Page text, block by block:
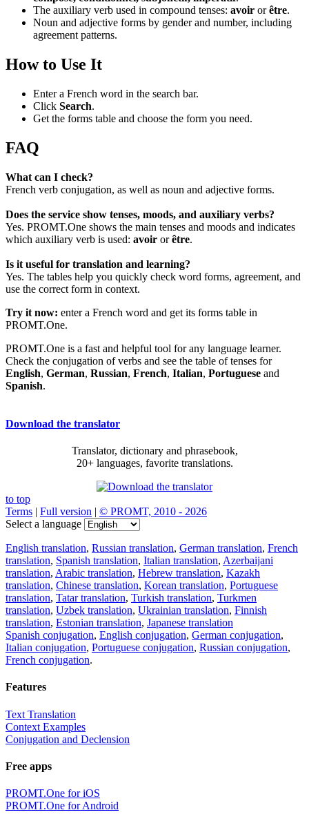
The auxiliary verb used in compound tenses: avoir orêtre.
Noun and adjective forms by gender and number, including
agreement patterns.
How to Use It
Enter a French word in the search bar.
Click Search.
Get the forms table and choose the form you need.
FAQ
What can I check?
French verb conjugation, as well as noun and adjective forms.
Does the service show tenses, moods, and auxiliary verbs?
Yes. PROMT.One shows the main tenses and moods and indicates
which auxiliary verb is used: avoir orêtre.
Is it useful for translation and learning?
Yes. The tables help you quickly check word forms, agreement, and
use the correct form in context.
Try it now: enter a French word and get its forms table in
PROMT.One.
PROMT.One is a fast and helpful tool for any language learner.
Check the conjugation of verbs and see the table of tenses for
English, German, Russian, French, Italian, Portuguese and
Spanish.
Download the translator
Translator, dictionary and phrasebook,
20+ languages, favorite translations.
to top
Terms | Full version | © PROMT, 2010 - 2026
Select a language
English translation, Russian translation, German translation, French
translation, Spanish translation, Italian translation, Azerbaijani
translation, Arabic translation, Hebrew translation, Kazakh
translation, Chinese translation, Korean translation, Portuguese
translation, Tatar translation, Turkish translation, Turkmen
translation, Uzbek translation, Ukrainian translation, Finnish
translation, Estonian translation, Japanese translation
Spanish conjugation, English conjugation, German conjugation,
Italian conjugation, Portuguese conjugation, Russian conjugation,
French conjugation.
Features
Text Translation
Context Examples
Conjugation and Declension
Free apps
PROMT.One for iOS
PROMT.One for Android